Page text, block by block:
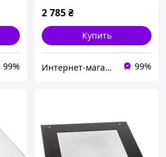
99%
2 785₴
Купить
Интернет-магазин «Dragon Parts» 99%